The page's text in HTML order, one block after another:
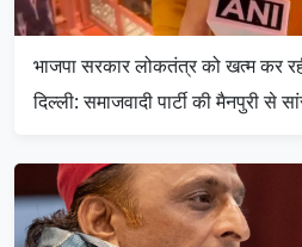
भाजपा सरकार लोकतंत्र को खत्म कर
दिल्ली: समाजवादी पार्टी की मैनपुरी से